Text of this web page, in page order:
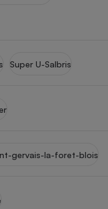
Super U-Salbris
gervais-la-foret-blois